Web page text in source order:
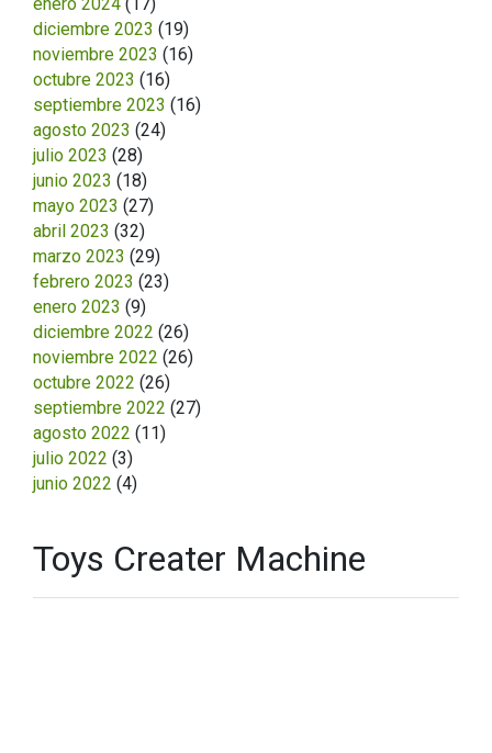
enero 2024 (17)
diciembre 2023 (19)
noviembre 2023 (16)
octubre 2023 (16)
septiembre 2023 (16)
agosto 2023 (24)
julio 2023 (28)
junio 2023 (18)
mayo 2023 (27)
abril 2023 (32)
marzo 2023 (29)
febrero 2023 (23)
enero 2023 (9)
diciembre 2022 (26)
noviembre 2022 (26)
octubre 2022 (26)
septiembre 2022 (27)
agosto 2022 (11)
julio 2022 (3)
junio 2022 (4)
Toys Creater Machine